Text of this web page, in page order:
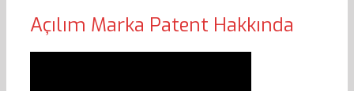
Açılım Marka Patent Hakkında